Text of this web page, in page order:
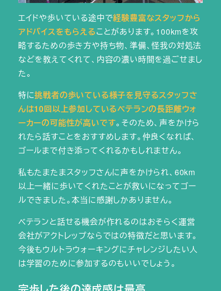
エイドや歩いている途中で経験豊富なスタッフから
アドバイスをもらえることがあります。100kmを攻
略するための歩き方や持ち物、準備、怪我の対処法
などを教えてくれて、内容の濃い時間を過ごせまし
た。
特に挑戦者の歩いている様子を見守るスタッフさ
んは10回以上参加しているベテランの長距離ウォ
ーカーの可能性が高いです。そのため、声をかけら
れたら話すことをおすすめします。仲良くなれば、
ゴールまで付き添ってくれるかもしれません。
私もたまたまスタッフさんに声をかけられ、60km
以上一緒に歩いてくれたことが救いになってゴー
ルできました。本当に感謝しかありません。
ベテランと話せる機会が作れるのはおそらく運営
会社がアクトレップならではの特徴だと思います。
今後もウルトラウォーキングにチャレンジしたい人
は学習のために参加するのもいいでしょう。